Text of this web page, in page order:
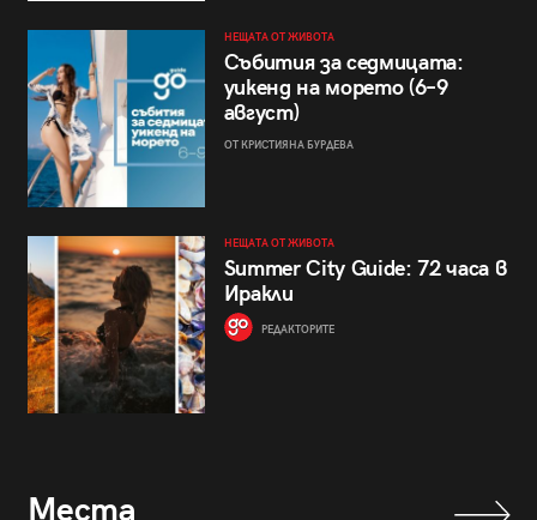
НЕЩАТА ОТ ЖИВОТА
Събития за седмицата:
уикенд на морето (6–9
август)
ОТ КРИСТИЯНА БУРДЕВА
НЕЩАТА ОТ ЖИВОТА
Summer City Guide: 72 часа в
Иракли
РЕДАКТОРИТЕ
Места